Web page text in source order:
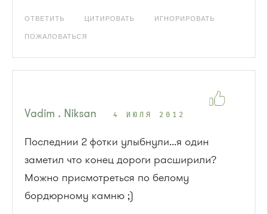
ОТВЕТИТЬ ЦИТИРОВАТЬ ИГНОРИРОВАТЬ
ПОЖАЛОВАТЬСЯ
Vadim . Niksan 4 ИЮЛЯ 2012
Последнии 2 фотки улыбнули...я один
заметил что конец дороги расширили?
Можно присмотреться по белому
бордюрному камню ;)